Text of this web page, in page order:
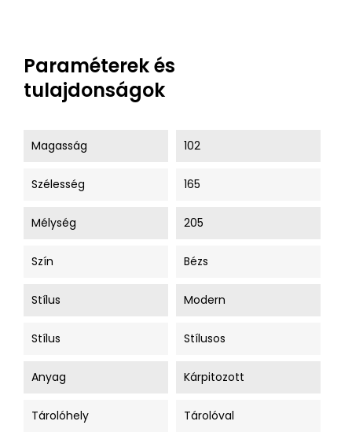
Paraméterek és
tulajdonságok
Magasság 102
Szélesség 165
Mélység 205
Szín Bézs
Stílus Modern
Stílus Stílusos
Anyag Kárpitozott
Tárolóhely Tárolóval